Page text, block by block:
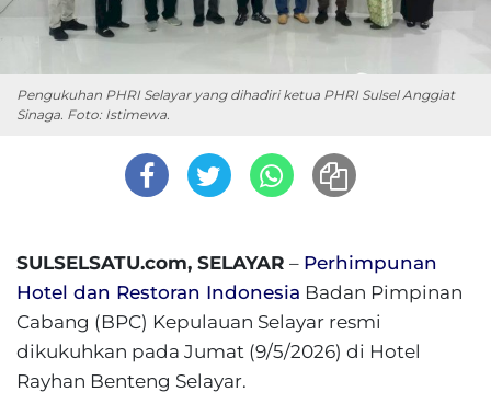
Pengukuhan PHRI Selayar yang dihadiri ketua PHRI Sulsel Anggiat
Sinaga. Foto: Istimewa.
SULSELSATU.com, SELAYAR – Perhimpunan
Hotel dan Restoran Indonesia Badan Pimpinan
Cabang (BPC) Kepulauan Selayar resmi
dikukuhkan pada Jumat (9/5/2026) di Hotel
Rayhan Benteng Selayar.